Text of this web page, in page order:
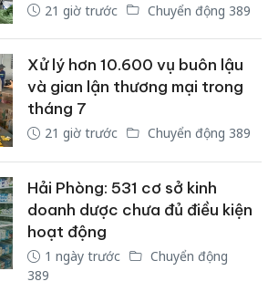
21 giờ trước Chuyển động 389
Xử lý hơn 10.600 vụ buôn lậu
và gian lận thương mại trong
tháng 7
21 giờ trước Chuyển động 389
Hải Phòng: 531 cơ sở kinh
doanh dược chưa đủ điều kiện
hoạt động
1 ngày trước
Chuyển động
389